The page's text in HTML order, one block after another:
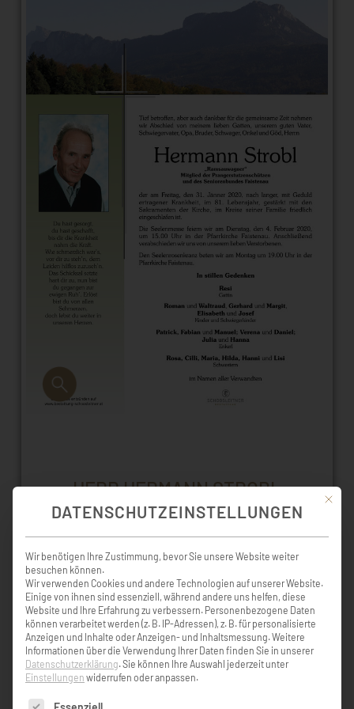
HERR HERMANN STROBL
Messe/Verabschiedung
Dienstag, 4. Februar 2020, 15:00 Uhr
Faistenau
Mit
DATENSCHUTZEINSTELLUNGEN
Wir benötigen Ihre Zustimmung, bevor Sie unsere Website weiter
besuchen können.
Wir verwenden Cookies und andere Technologien auf unserer Website.
Einige von ihnen sind essenziell, während andere uns helfen, diese
Website und Ihre Erfahrung zu verbessern. Personenbezogene Daten
können verarbeitet werden (z. B. IP-Adressen), z. B. für personalisierte
Anzeigen und Inhalte oder Anzeigen- und Inhaltsmessung.Weitere
Informationen über die Verwendung Ihrer Daten finden Sie in unserer
Datenschutzerklärung.Sie können Ihre Auswahl jederzeit unter
Einstellungen widerrufen oder anpassen.
Es folgt eine Liste der Service-Gruppen, für die eine